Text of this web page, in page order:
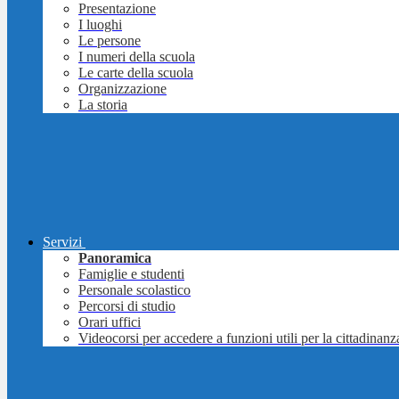
Presentazione
I luoghi
Le persone
I numeri della scuola
Le carte della scuola
Organizzazione
La storia
Servizi
Panoramica
Famiglie e studenti
Personale scolastico
Percorsi di studio
Orari uffici
Videocorsi per accedere a funzioni utili per la